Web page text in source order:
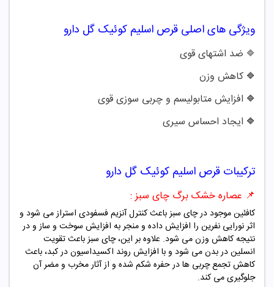
ویژگی های اصلی قرص اسلیم کوئیک گل دارو
🔷 ضد اشتهای قوی
🔷 کاهش وزن
🔷 افزایش متابولیسم و چربی سوزی قوی
🔷 ایجاد احساس سیری
ترکیبات قرص اسلیم کوئیک گل دارو
📌 عصاره خشک برگ چای سبز :
کافئین موجود در چای سبز باعث کنترل آنزیم فسفودی استراز می شود و
اثر نورایی نفرین را افزایش داده و منجر به افزایش سوخت و ساز و در
نتیجه کاهش وزن می شود. علاوه بر این، چای سبز باعث تقویت
انسلین در بدن می شود و با افزایش روند اکسیداسیون در کبد، باعث
کاهش تجمع چربی ها در حفره شکم شده و از آثار مخرب و مضر آن
جلوگیری می کند.